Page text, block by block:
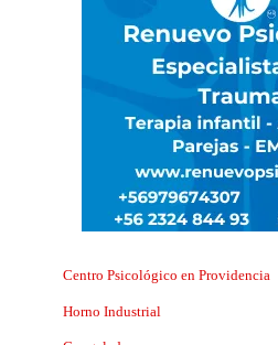
Centro Psicológico en Providencia
Horno Industrial